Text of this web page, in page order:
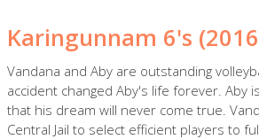
Karingunnam 6's
Vandana and Aby are outstanding
accident changed Aby's life forever. Aby
that his dream will never come true.
Central Jail to select efficient players to